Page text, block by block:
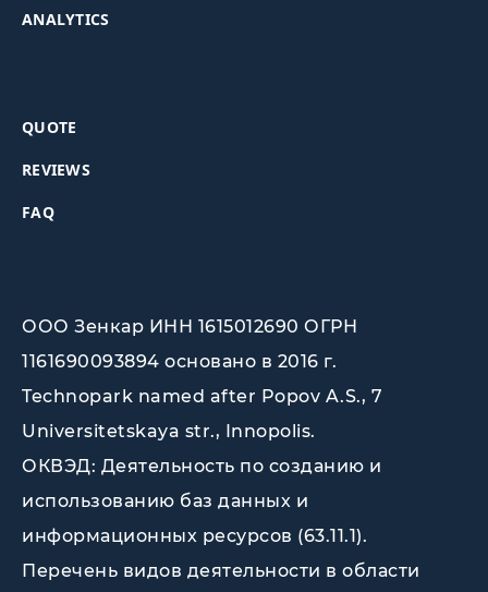
ANALYTICS
QUOTE
REVIEWS
FAQ
ООО Зенкар ИНН 1615012690 ОГРН
1161690093894 основано в 2016 г.
Technopark named after Popov A.S., 7
Universitetskaya str., Innopolis.
ОКВЭД: Деятельность по созданию и
использованию баз данных и
информационных ресурсов (63.11.1).
Перечень видов деятельности в области